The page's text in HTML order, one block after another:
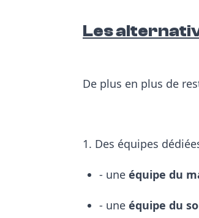
Les
De plus en plus de
1. Des équipes
- une équipe du
- une équipe du